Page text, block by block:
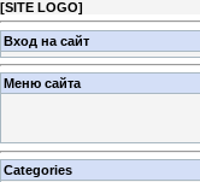
[SITE LOGO]
Вход на сайт
Меню сайта
Categories